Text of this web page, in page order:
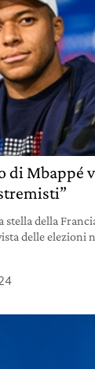
di Mbappé
stella della
delle elezioni